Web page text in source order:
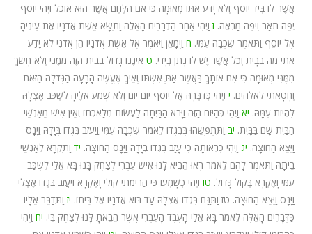
אֲשֶׁר לוֹ בְּיַד יוֹסֵף וְלֹא יָדַע אִתּוֹ מְאוּמָה כִּי אִם הַלֶּחֶם אֲשֶׁר הוּא אוֹכֵל וַיְהִי יוֹסֵף
יְפֵה תֹאַר וִיפֵה מַרְאֶה. ז וַיְהִי אַחַר הַדְּבָרִים הָאֵלֶּה וַתִּשָּׂא אֵשֶׁת אֲדֹנָיו אֶת עֵינֶיהָ
אֶל יוֹסֵף וַתֹּאמֶר שִׁכְבָה עִמִּי. ח וַיְמָאֵן וַיֹּאמֶר אֶל אֵשֶׁת אֲדֹנָיו הֵן אֲדֹנִי לֹא יָדַע
אִתִּי מַה בַּבָּיִת וְכֹל אֲשֶׁר יֶשׁ לוֹ נָתַן בְּיָדִי. ט אֵינֶנּוּ גָדוֹל בַּבַּיִת הַזֶּה מִמֶּנִּי וְלֹא חָשַׂךְ
מִמֶּנִּי מְאוּמָה כִּי אִם אוֹתָךְ בַּאֲשֶׁר אַתְּ אִשְׁתּוֹ וְאֵיךְ אֶעֱשֶׂה הָרָעָה הַגְּדֹלָה הַזֹּאת
וְחָטָאתִי לֵאלֹהִים. י וַיְהִי כְּדַבְּרָהּ אֶל יוֹסֵף יוֹם יוֹם וְלֹא שָׁמַע אֵלֶיהָ לִשְׁכַּב אֶצְלָהּ
לִהְיוֹת עִמָּהּ. יא וַיְהִי כְּהַיּוֹם הַזֶּה וַיָּבֹא הַבַּיְתָה לַעֲשׂוֹת מְלַאכְתּוֹ וְאֵין אִישׁ מֵאַנְשֵׁי
הַבַּיִת שָׁם בַּבָּיִת. יב וַתִּתְפְּשֵׂהוּ בְּבִגְדוֹ לֵאמֹר שִׁכְבָה עִמִּי וַיַּעֲזֹב בִּגְדוֹ בְּיָדָהּ וַיָּנָס
וַיֵּצֵא הַחוּצָה. יג וַיְהִי כִּרְאוֹתָהּ כִּי עָזַב בִּגְדוֹ בְּיָדָהּ וַיָּנָס הַחוּצָה. יד וַתִּקְרָא לְאַנְשֵׁי
בֵיתָהּ וַתֹּאמֶר לָהֶם לֵאמֹר רְאוּ הֵבִיא לָנוּ אִישׁ עִבְרִי לְצַחֶק בָּנוּ בָּא אֵלַי לִשְׁכַּב
עִמִּי וָאֶקְרָא בְּקוֹל גָּדוֹל. טו וַיְהִי כְשָׁמְעוֹ כִּי הֲרִימֹתִי קוֹלִי וָאֶקְרָא וַיַּעֲזֹב בִּגְדוֹ אֶצְלִי
וַיָּנָס וַיֵּצֵא הַחוּצָה. טז וַתַּנַּח בִּגְדוֹ אֶצְלָהּ עַד בּוֹא אֲדֹנָיו אֶל בֵּיתוֹ. יז וַתְּדַבֵּר אֵלָיו
כַּדְּבָרִים הָאֵלֶּה לֵאמֹר בָּא אֵלַי הָעֶבֶד הָעִבְרִי אֲשֶׁר הֵבֵאתָ לָּנוּ לְצַחֶק בִּי. יח וַיְהִי